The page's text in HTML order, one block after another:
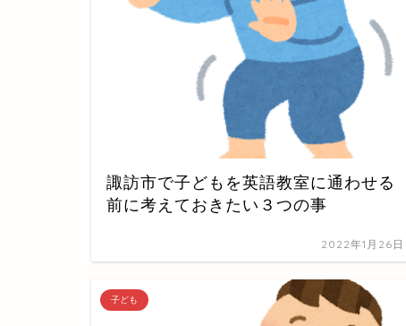
諏訪市で子どもを英語教室に通わせる
前に考えておきたい３つの事
2022年1月26日
子ども